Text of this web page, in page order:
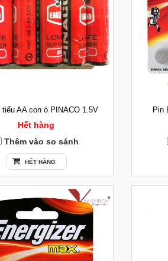
tiểu AA con ó PINACO 1.5V
Hết hàng
Thêm vào so sánh
HẾT HÀNG
Pin